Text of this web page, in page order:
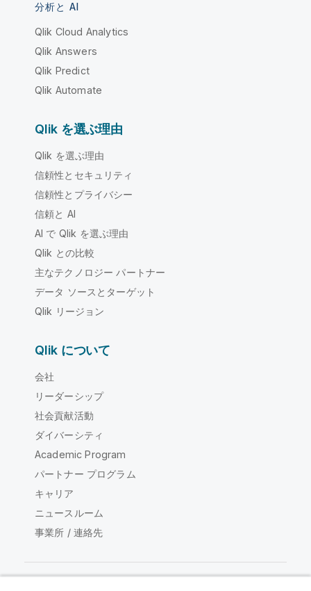
分析と AI
Qlik Cloud Analytics
Qlik Answers
Qlik Predict
Qlik Automate
Qlik を選ぶ理由
Qlik を選ぶ理由
信頼性とセキュリティ
信頼性とプライバシー
信頼と AI
AI で Qlik を選ぶ理由
Qlik との比較
主なテクノロジー パートナー
データ ソースとターゲット
Qlik リージョン
Qlik について
会社
リーダーシップ
社会貢献活動
ダイバーシティ
Academic Program
パートナー プログラム
キャリア
ニュースルーム
事業所 / 連絡先